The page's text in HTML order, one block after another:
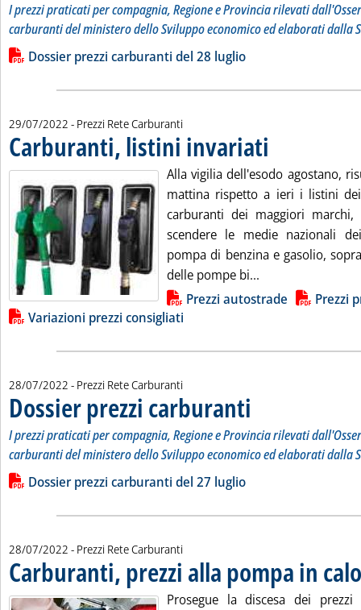
I prezzi praticati per compagnia, Regione e Provincia rilevati
carburanti del ministero dello Sviluppo economico ed elaborati dalla
Leggi tutta la notizia: 'Dossier prezzi carburanti'
Lista allegati PDF alla notizia
Dossier prezzi carburanti del 28 luglio
29/07/2022 - Prezzi Rete Carburanti
Carburanti, listini invariati
Alla vigilia dell'esodo agostano,
mattina rispetto a ieri i listini
carburanti dei maggiori
scendere le medie nazionali
pompa di benzina e gasolio,
delle pompe bi...
Lista allegati PDF alla notiziaPrezzi autostrade
Prezzi
Variazioni prezzi consigliati
28/07/2022 - Prezzi Rete Carburanti
Dossier prezzi carburanti
I prezzi praticati per compagnia, Regione e Provincia rilevati
carburanti del ministero dello Sviluppo economico ed elaborati dalla
Leggi tutta la notizia: 'Dossier prezzi carburanti'
Lista allegati PDF alla notizia
Dossier prezzi carburanti del 27 luglio
28/07/2022 - Prezzi Rete Carburanti
Carburanti, prezzi alla pompa in calo
Prosegue la discesa dei